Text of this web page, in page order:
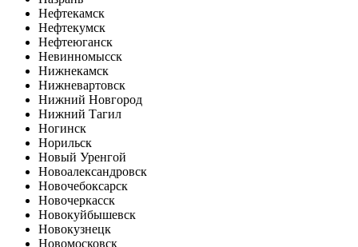
Нефтекамск
Нефтекумск
Нефтеюганск
Невинномысск
Нижнекамск
Нижневартовск
Нижний Новгород
Нижний Тагил
Ногинск
Норильск
Новый Уренгой
Новоалександровск
Новочебоксарск
Новочеркасск
Новокуйбышевск
Новокузнецк
Новомосковск